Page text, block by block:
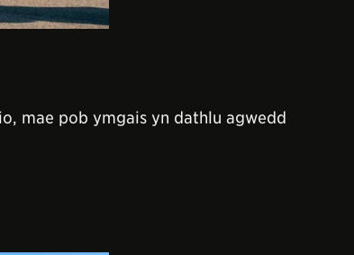
mae pob ymgais yn dathlu agwedd